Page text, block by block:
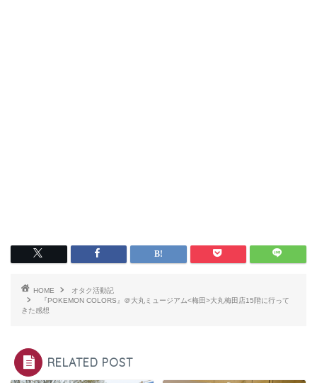
HOME
オタク活動記
『POKEMON COLORS』＠大丸ミュージアム<梅田>大丸梅田店15階に行って
きた感想
RELATED POST